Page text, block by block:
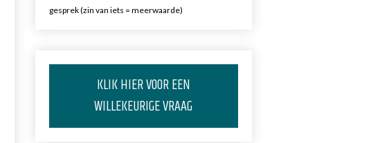
gesprek (zin van iets = meerwaarde)
KLIK HIER VOOR EEN
WILLEKEURIGE VRAAG